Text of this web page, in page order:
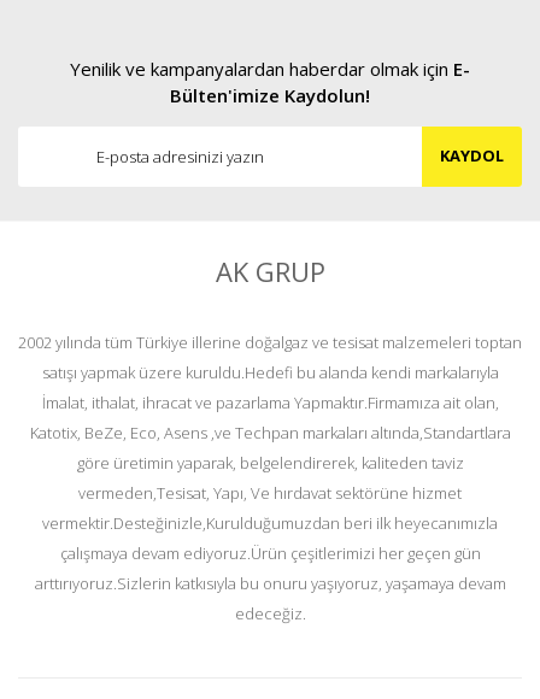
Yenilik ve kampanyalardan haberdar olmak için E-
Bülten'imize Kaydolun!
KAYDOL
AK GRUP
2002 yılında tüm Türkiye illerine doğalgaz ve tesisat malzemeleri toptan
satışı yapmak üzere kuruldu.Hedefi bu alanda kendi markalarıyla
İmalat, ithalat, ihracat ve pazarlama Yapmaktır.Firmamıza ait olan,
Katotix, BeZe, Eco, Asens ,ve Techpan markaları altında,Standartlara
göre üretimin yaparak, belgelendirerek, kaliteden taviz
vermeden,Tesisat, Yapı, Ve hırdavat sektörüne hizmet
vermektir.Desteğinizle,Kurulduğumuzdan beri ilk heyecanımızla
çalışmaya devam ediyoruz.Ürün çeşitlerimizi her geçen gün
arttırıyoruz.Sizlerin katkısıyla bu onuru yaşıyoruz, yaşamaya devam
edeceğiz.